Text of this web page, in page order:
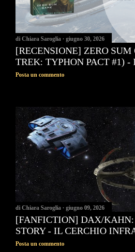
di Chiara Saroglia giugno 30, 2026
[RECENSIONE] ZERO SUM
TREK: TYPHON PACT #1)
Posta un commento
di Chiara Saroglia giugno 09, 2026
[FANFICTION] DAX/
STORY - IL CERCHIO
Posta un commento